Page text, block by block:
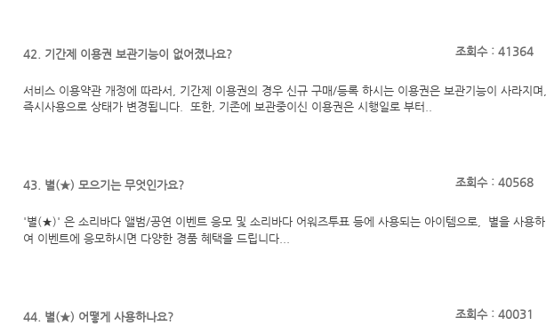
42. 기간제 이용권 보관기능이 없어졌나요? 조회수 : 41364
서비스 이용약관 개정에 따라서, 기간제 이용권의 경우 신규 구매/등록 하시는 이용권은 보관기능이 사라지며,
즉시사용으로 상태가 변경됩니다. 또한, 기존에 보관중이신 이용권은 시행일로 부터..
43. 별(★) 모으기는 무엇인가요? 조회수 : 40568
'별(★)' 은 소리바다 앨범/공연 이벤트 응모 및 소리바다 어워즈투표 등에 사용되는 아이템으로, 별을 사용하
여 이벤트에 응모하시면 다양한 경품 혜택을 드립니다...
44. 별(★) 어떻게 사용하나요? 조회수 : 40031